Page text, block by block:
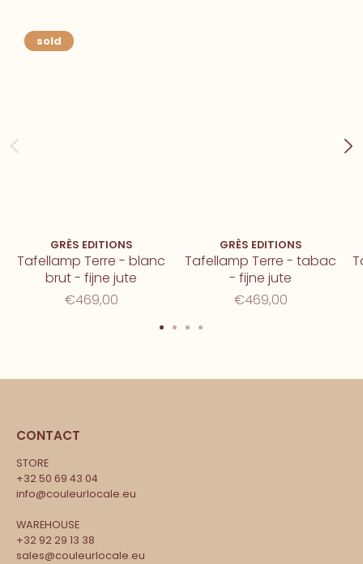
sold
GRÈS EDITIONS
Tafellamp Terre - blanc
brut - fijne jute
€469,00
GRÈS EDITIONS
Tafellamp Terre - tabac
- fijne jute
€469,00
CONTACT
STORE
+32 50 69 43 04
info@couleurlocale.eu
WAREHOUSE
+32 92 29 13 38
sales@couleurlocale.eu